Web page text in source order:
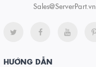
Sales@ServerPart.vn
HƯỚNG DẪN